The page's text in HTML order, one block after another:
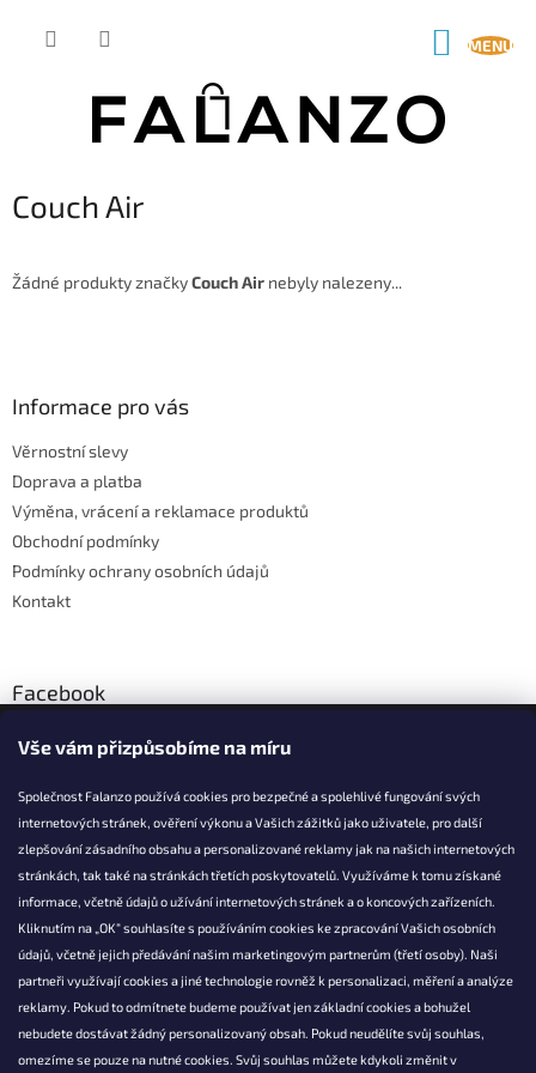
Vše vám přizpůsobíme na míru
Společnost Falanzo používá cookies pro bezpečné a spolehlivé fungování svých
internetových stránek, ověření výkonu a Vašich zážitků jako uživatele, pro další
zlepšování zásadního obsahu a personalizované reklamy jak na našich internetových
stránkách, tak také na stránkách třetích poskytovatelů. Využíváme k tomu získané
informace, včetně údajů o užívání internetových stránek a o koncových zařízeních.
Kliknutím na „OK“ souhlasíte s používáním cookies ke zpracování Vašich osobních
údajů, včetně jejich předávání našim marketingovým partnerům (třetí osoby). Naši
partneři využívají cookies a jiné technologie rovněž k personalizaci, měření a analýze
reklamy. Pokud to odmítnete budeme používat jen základní cookies a bohužel
nebudete dostávat žádný personalizovaný obsah. Pokud neudělíte svůj souhlas,
omezíme se pouze na nutné cookies. Svůj souhlas můžete kdykoli změnit v
Couch Air
Žádné produkty značkyCouch Air nebyly nalezeny...
Informace pro vás
Věrnostní slevy
Doprava a platba
Výměna, vrácení a reklamace produktů
Obchodní podmínky
Podmínky ochrany osobních údajů
Kontakt
Facebook
KONTAKT
info@falanzo.cz
Falanzo.cz
FalanzoCZ